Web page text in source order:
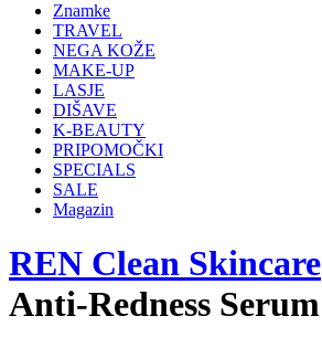
Znamke
TRAVEL
NEGA KOŽE
MAKE-UP
LASJE
DIŠAVE
K-BEAUTY
PRIPOMOČKI
SPECIALS
SALE
Magazin
REN Clean Skincare
Anti-Redness Serum